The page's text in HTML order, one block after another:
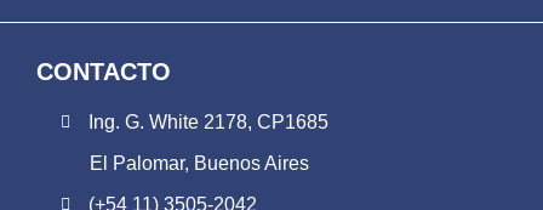
CONTACTO
Ing. G. White 2178, CP1685
El Palomar, Buenos Aires
(+54 11) 3505-2042